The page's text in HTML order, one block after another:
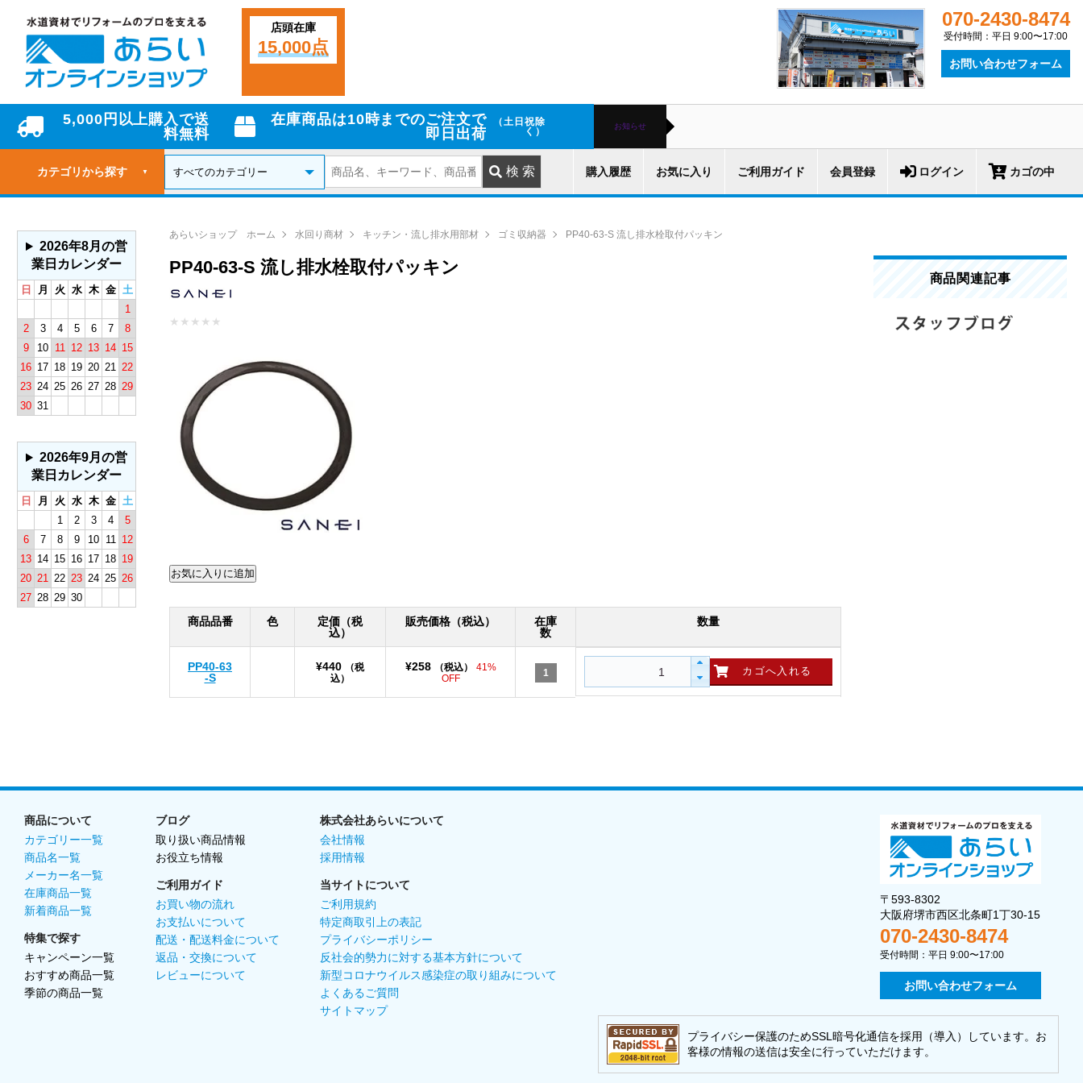
店頭在庫
15,000点
070-2430-8474
受付時間：平日 9:00〜17:00
お問い合わせフォーム
5,000円以上購入で送
料無料
在庫商品は10時までのご注文で
即日出荷
（土日祝除
く）
お知らせ
カテゴリから探す ▼ 購入履歴 お気に入り ご利用ガイド 会員登録 ログイン カゴの中
あらいショップ ホーム 水回り商材 キッチン・流し排水用部材 ゴミ収納器 PP40-63-S 流し排水栓取付パッキン
PP40-63-S 流し排水栓取付パッキン
★ ★ ★ ★ ★
商品品番 色
定価（税
込）
販売価格（税込）
在庫
数
数量
PP40-63
-S
¥440
（税
込）
¥258 （税込）
41%
OFF
1
商品関連記事
2026年8月の営
業日カレンダー
日 月 火 水 木 金 土
1
2
3 4 5 6 7
8
9
10 11 12 13 14 15
16 17 18 19 20 21 22
23 24 25 26 27 28 29
30 31
2026年9月の営
業日カレンダー
日 月 火 水 木 金 土
1
2 3 4
5
6
7 8 9 10 11 12
13 14 15 16 17 18 19
20 21 22 23 24 25 26
27 28 29 30
商品について
カテゴリー一覧
商品名一覧
メーカー名一覧
在庫商品一覧
新着商品一覧
特集で探す
キャンペーン一覧
おすすめ商品一覧
季節の商品一覧
ブログ
取り扱い商品情報
お役立ち情報
ご利用ガイド
お買い物の流れ
お支払いについて
配送・配送料金について
返品・交換について
レビューについて
株式会社あらいについて
会社情報
採用情報
当サイトについて
ご利用規約
特定商取引上の表記
プライバシーポリシー
反社会的勢力に対する基本方針について
新型コロナウイルス感染症の取り組みについて
よくあるご質問
サイトマップ
〒593-8302
大阪府堺市西区北条町1丁30-15
070-2430-8474
受付時間：平日 9:00〜17:00
お問い合わせフォーム
プライバシー保護のためSSL暗号化通信を採用（導入）しています。お
客様の情報の送信は安全に行っていただけます。